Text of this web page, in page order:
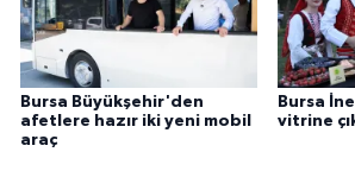
Bursa Büyükşehir'den
afetlere hazır iki yeni mobil
araç
Bursa
vitrine